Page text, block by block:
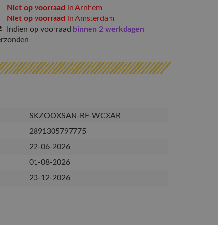
Niet op voorraad in Arnhem
Niet op voorraad in Amsterdam
Indien op voorraad binnen 2 werkdagen
SKZOOXSAN-RF-WCXAR
2891305797775
22-06-2026
01-08-2026
23-12-2026